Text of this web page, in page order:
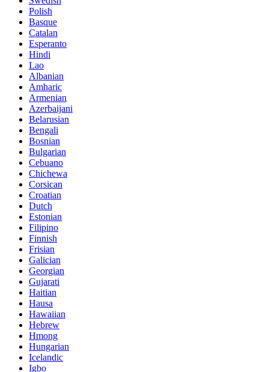
Polish
Basque
Catalan
Esperanto
Hindi
Lao
Albanian
Amharic
Armenian
Azerbaijani
Belarusian
Bengali
Bosnian
Bulgarian
Cebuano
Chichewa
Corsican
Croatian
Dutch
Estonian
Filipino
Finnish
Frisian
Galician
Georgian
Gujarati
Haitian
Hausa
Hawaiian
Hebrew
Hmong
Hungarian
Icelandic
Igbo